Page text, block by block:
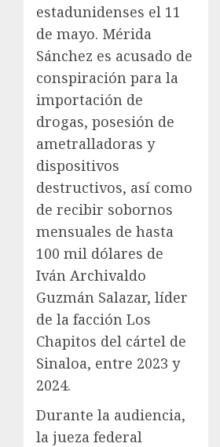
estadunidenses el 11
de mayo. Mérida
Sánchez es acusado de
conspiración para la
importación de
drogas, posesión de
ametralladoras y
dispositivos
destructivos, así como
de recibir sobornos
mensuales de hasta
100 mil dólares de
Iván Archivaldo
Guzmán Salazar, líder
de la facción Los
Chapitos del cártel de
Sinaloa, entre 2023 y
2024.
Durante la audiencia,
la jueza federal